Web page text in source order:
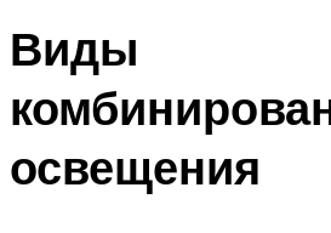
Виды
освещения